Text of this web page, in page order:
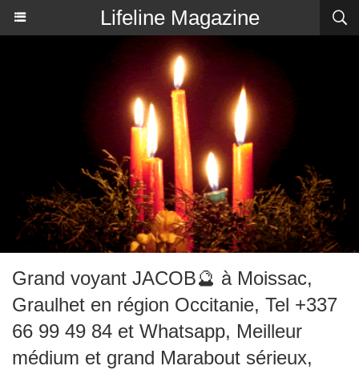
Lifeline Magazine
Grand voyant JACOB🔮 à Moissac,
Graulhet en région Occitanie, Tel +337
66 99 49 84 et Whatsapp, Meilleur
médium et grand Marabout sérieux,